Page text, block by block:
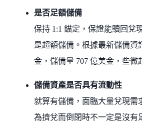
是否足額儲備
保持 1:1 錨定，保證能贖回兌
是超額儲備。根據最新儲備資
金，儲備量 707 億美金，些微
儲備資產是否具有流動性
就算有儲備，面臨大量兌現需
為擠兌而倒閉時不一定是沒有